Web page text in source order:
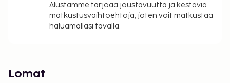
Alustamme tarjoaa joustavuutta ja kestäviä
matkustusvaihtoehtoja, joten voit matkustaa
haluamallasi tavalla.
Lomat